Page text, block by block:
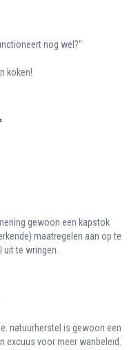
nog wel?''
koken!
gewoon een kapstok
maatregelen aan op te
uit te wringen.
natuurherstel is gewoon een
excuus voor meer wanbeleid.